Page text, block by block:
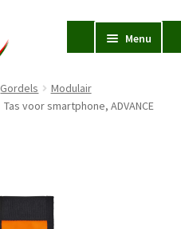
Menu
Gordels
Modulair
Tas voor smartphone, ADVANCE